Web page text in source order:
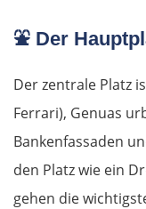
⛲ Der
Der zentrale Platz
Ferrari), Genuas
Bankenfassaden
den Platz wie ein
gehen die